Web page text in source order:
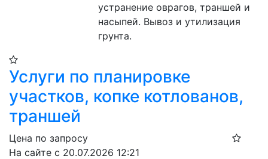
устранение оврагов, траншей и
насыпей. Вывоз и утилизация
грунта.
Услуги по планировке
участков, копке котлованов,
траншей
Цена по запросу
На сайте с 20.07.2026 12:21